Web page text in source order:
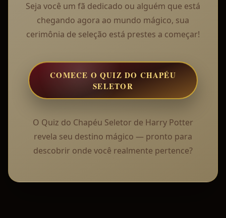
Seja você um fã dedicado ou alguém que está
chegando agora ao mundo mágico, sua
cerimônia de seleção está prestes a começar!
COMECE O QUIZ DO CHAPÉU
SELETOR
O Quiz do Chapéu Seletor de Harry Potter
revela seu destino mágico — pronto para
descobrir onde você realmente pertence?